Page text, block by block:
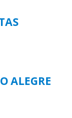
ALEGRE